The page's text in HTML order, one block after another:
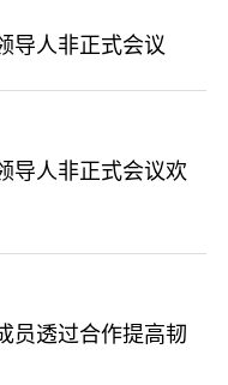
导人非正式会议
导人非正式会议欢
员透过合作提高韧